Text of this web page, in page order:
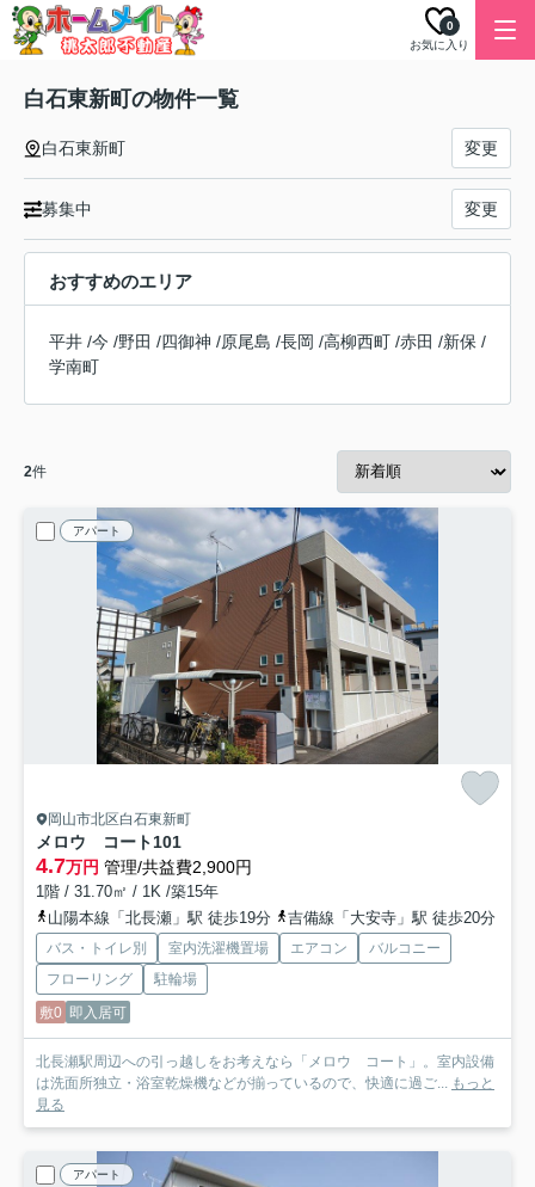
お気に入り
0
白石東新町の物件一覧
白石東新町 変更
募集中 変更
おすすめのエリア
平井 /今 /野田 /四御神 /原尾島 /長岡 /高柳西町 /赤田 /新保 /
学南町
2件
アパート
岡山市北区白石東新町
メロウ コート101
4.7万円 管理/共益費2,900円
1階 / 31.70㎡ / 1K /築15年
山陽本線「北長瀬」駅 徒歩19分
吉備線「大安寺」駅 徒歩20分
バス・トイレ別 室内洗濯機置場 エアコン
バルコニー
フローリング
駐輪場
敷0 即入居可
北長瀬駅周辺への引っ越しをお考えなら「メロウ コート」。室内設備
は洗面所独立・浴室乾燥機などが揃っているので、快適に過ご... もっと
見る
アパート